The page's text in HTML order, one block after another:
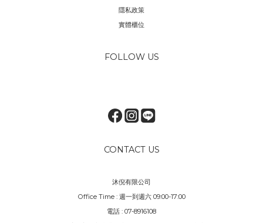
隱私政策
實體櫃位
FOLLOW US
CONTACT US
沐倪有限公司
Office Time : 週一到週六 09:00-17:00
電話 : 07-8916108